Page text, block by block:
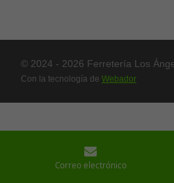
© 2024 - 2026 Ferretería Los
Con la tecnología de Webador
Correo electrónico